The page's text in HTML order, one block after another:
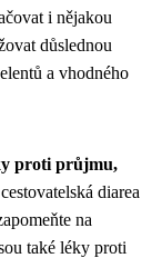
i nějakou
důslednou
a vhodného
proti průjmu,
diarea
na
také léky proti